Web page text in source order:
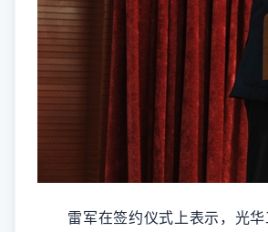
雷军在签约仪式上表示，光华